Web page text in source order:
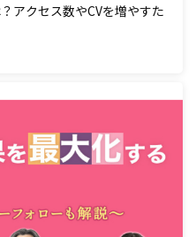
アクセス数やCVを増やすた